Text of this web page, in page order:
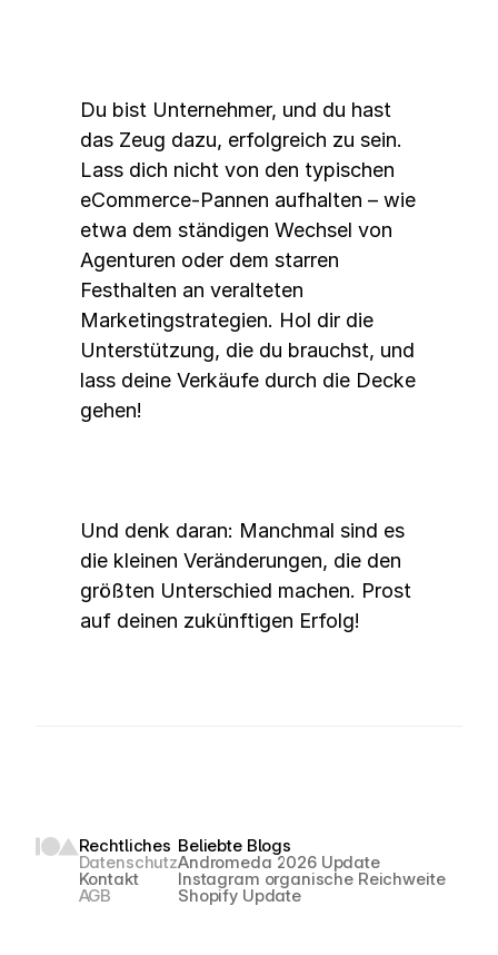
Du bist Unternehmer, und du hast
das Zeug dazu, erfolgreich zu sein.
Lass dich nicht von den typischen
eCommerce-Pannen aufhalten – wie
etwa dem ständigen Wechsel von
Agenturen oder dem starren
Festhalten an veralteten
Marketingstrategien. Hol dir die
Unterstützung, die du brauchst, und
lass deine Verkäufe durch die Decke
gehen!
Und denk daran: Manchmal sind es
die kleinen Veränderungen, die den
größten Unterschied machen. Prost
auf deinen zukünftigen Erfolg!
Rechtliches
Datenschutz
Kontakt
AGB
Beliebte Blogs
Andromeda 2026 Update
Instagram organische Reichweite
Shopify Update